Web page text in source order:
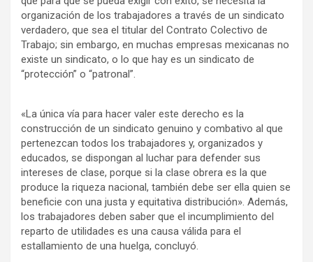
organización de los trabajadores a través de un sindicato
verdadero, que sea el titular del Contrato Colectivo de
Trabajo; sin embargo, en muchas empresas mexicanas no
existe un sindicato, o lo que hay es un sindicato de
“protección” o “patronal”.
«La única vía para hacer valer este derecho es la
construcción de un sindicato genuino y combativo al que
pertenezcan todos los trabajadores y, organizados y
educados, se dispongan al luchar para defender sus
intereses de clase, porque si la clase obrera es la que
produce la riqueza nacional, también debe ser ella quien se
beneficie con una justa y equitativa distribución». Además,
los trabajadores deben saber que el incumplimiento del
reparto de utilidades es una causa válida para el
estallamiento de una huelga, concluyó.